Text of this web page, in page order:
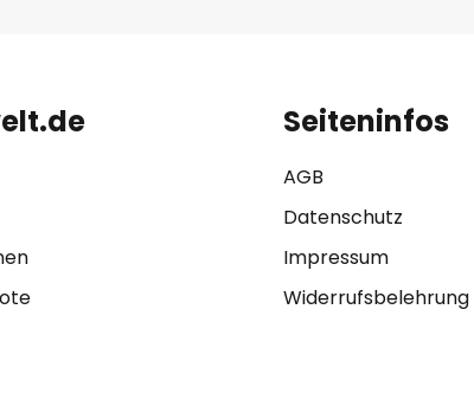
Seiteninfos
AGB
Datenschutz
Impressum
Widerrufsbelehrung